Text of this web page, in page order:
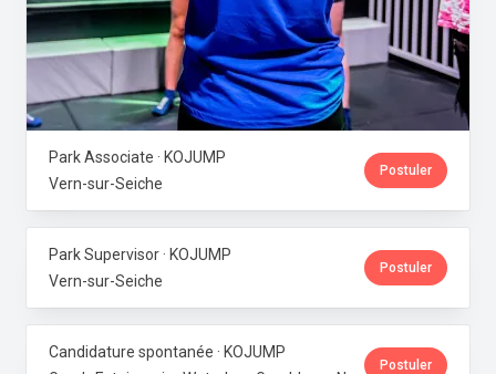
Park Associate · KOJUMP
Vern-sur-Seiche
Postuler
Park Supervisor · KOJUMP
Vern-sur-Seiche
Postuler
Candidature spontanée · KOJUMP
Postuler